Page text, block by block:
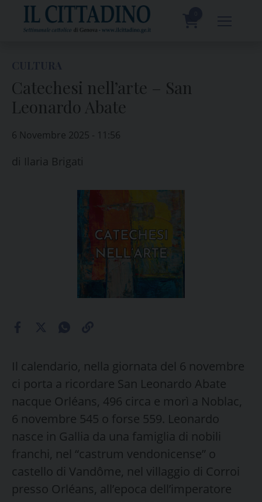
content
Catechesi nell’arte – San
Leonardo Abate
6 Novembre 2025 - 11:56
di Ilaria Brigati
Il calendario, nella giornata del 6 novembre
ci porta a ricordare San Leonardo Abate
nacque Orléans, 496 circa e morì a Noblac,
6 novembre 545 o forse 559. Leonardo
nasce in Gallia da una famiglia di nobili
franchi, nel “castrum vendonicense” o
castello di Vandôme, nel villaggio di Corroi
presso Orléans, all’epoca dell’imperatore